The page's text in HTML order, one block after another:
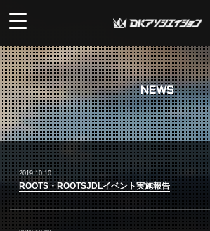
NEWS
2019.10.10
ROOTS・ROOTSJDLイベント実施報告